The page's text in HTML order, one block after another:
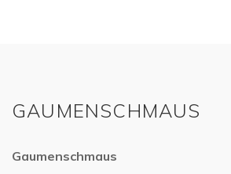
GAUMENSCHMAUS
Gaumenschmaus